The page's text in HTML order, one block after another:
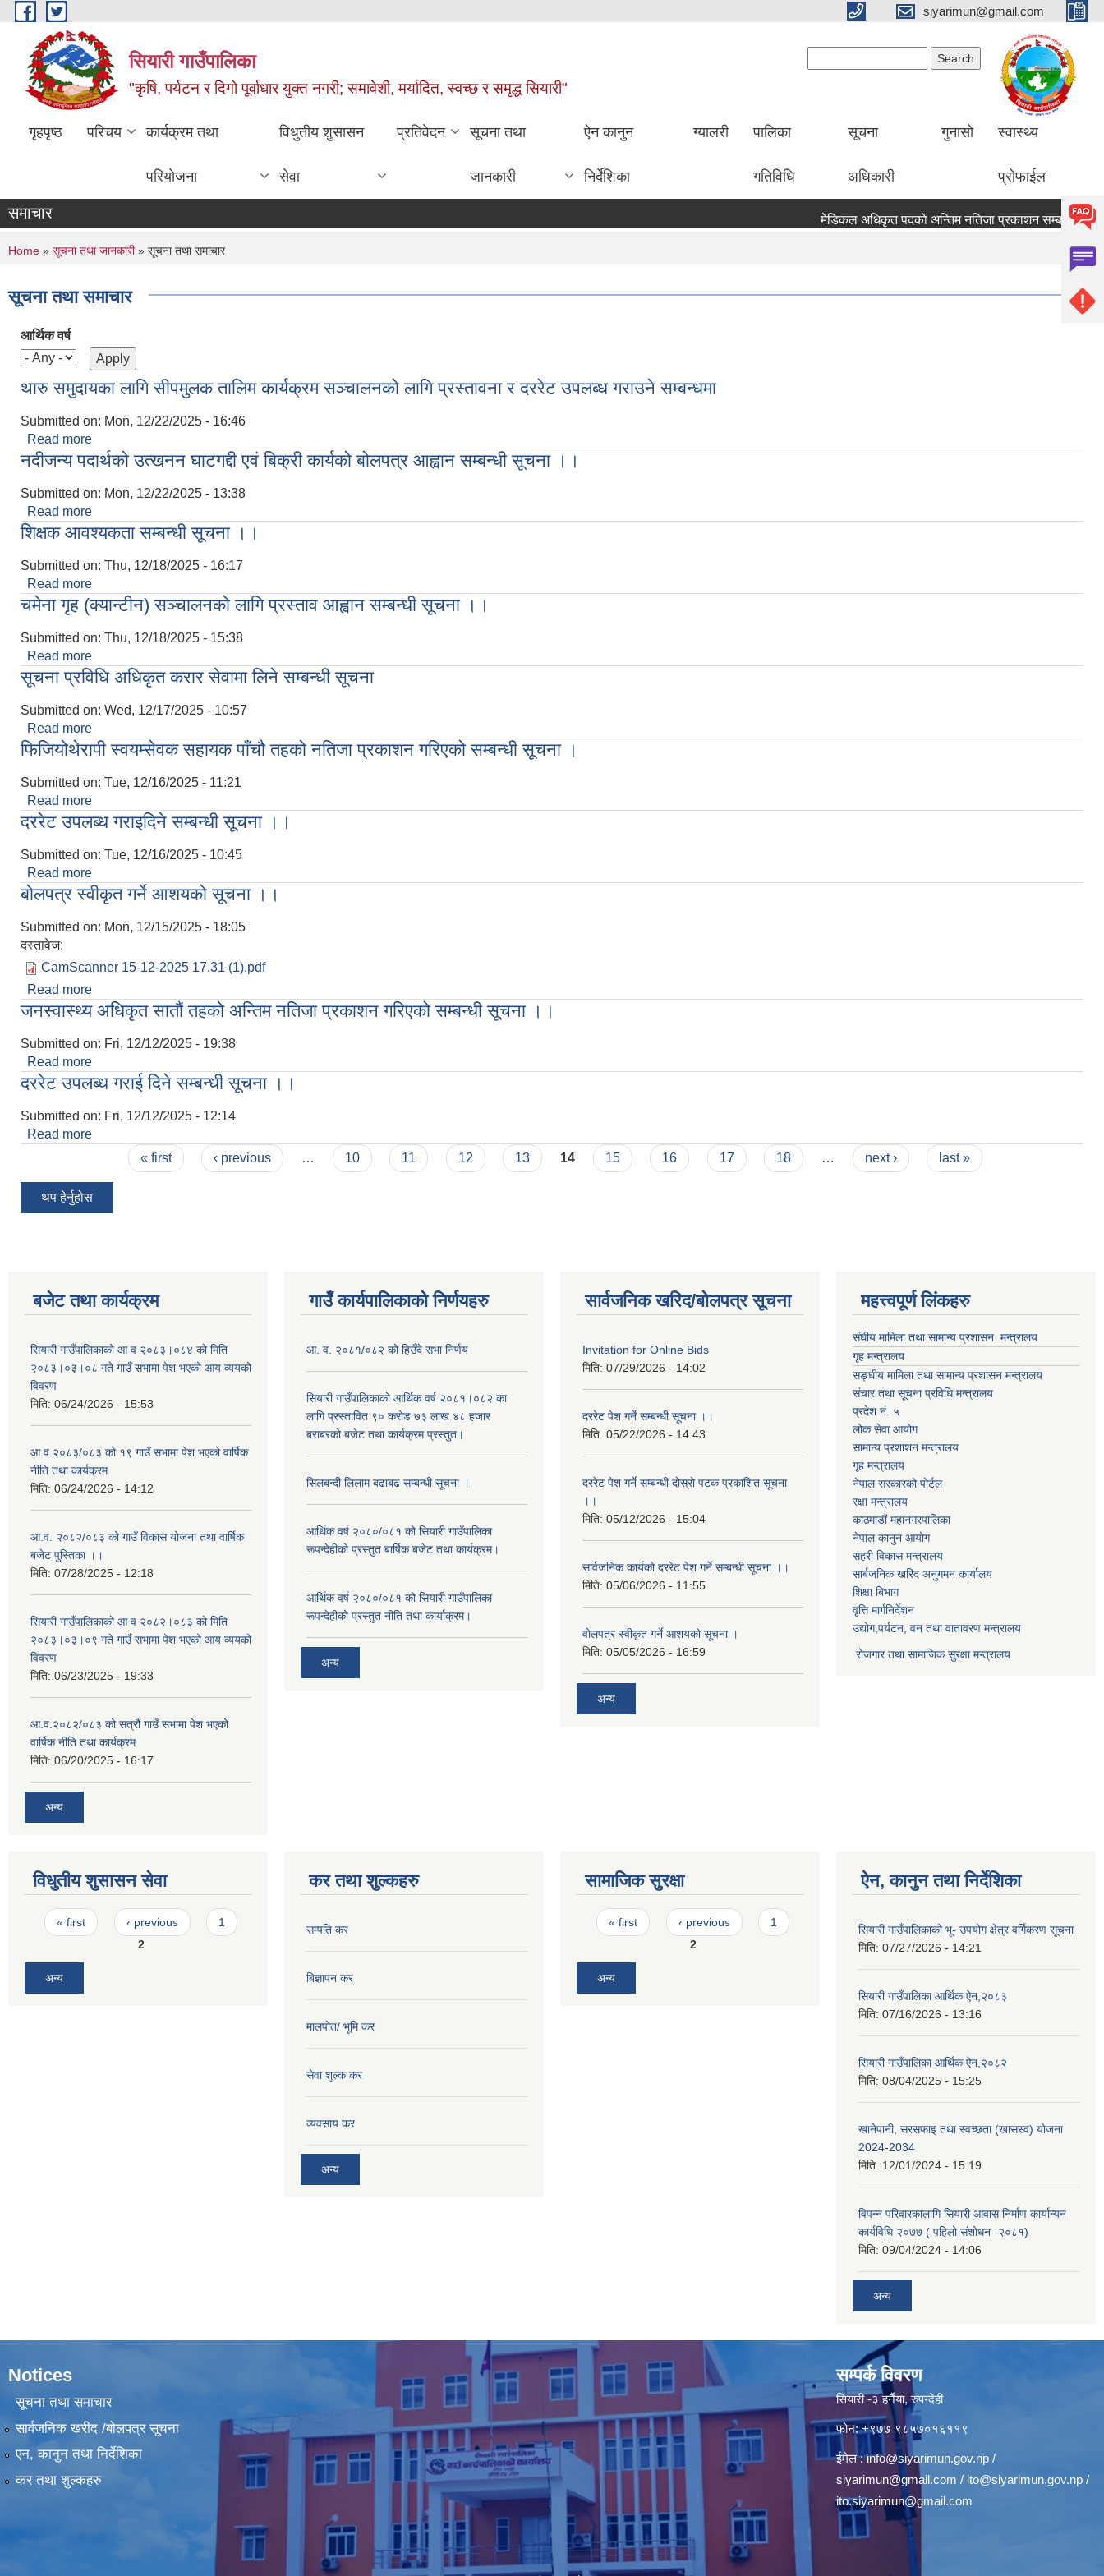
Skip to main content siyarimun@gmail.com
सियारी गाउँपालिका
"कृषि, पर्यटन र दिगो पूर्वाधार युक्त नगरी; समावेशी, मर्यादित, स्वच्छ र समृद्ध सियारी"
गृहपृष्ठ परिचय कार्यक्रम तथा
परियोजना
विधुतीय शुसासन
सेवा
प्रतिवेदन सूचना तथा
जानकारी
ऐन कानुन
निर्देशिका
ग्यालरी पालिका
गतिविधि
सूचना
अधिकारी
गुनासो स्वास्थ्य
प्रोफाईल
समाचार मेडिकल अधिकृत पदकाे अन्तिम नतिजा प्रकाशन सम्बन्धि सुचना ।।
You are here
Home » सूचना तथा जानकारी» सूचना तथा समाचार
सूचना तथा समाचार
आर्थिक वर्ष
थारु समुदायका लागि सीपमुलक तालिम कार्यक्रम सञ्चालनको लागि प्रस्तावना र दररेट उपलब्ध गराउने सम्बन्धमा
Submitted on: Mon, 12/22/2025 - 16:46
Read more
नदीजन्य पदार्थको उत्खनन घाटगद्दी एवं बिक्री कार्यको बोलपत्र आह्वान सम्बन्धी सूचना ।।
Submitted on: Mon, 12/22/2025 - 13:38
Read more
शिक्षक आवश्यकता सम्बन्धी सूचना ।।
Submitted on: Thu, 12/18/2025 - 16:17
Read more
चमेना गृह (क्यान्टीन) सञ्चालनको लागि प्रस्ताव आह्वान सम्बन्धी सूचना ।।
Submitted on: Thu, 12/18/2025 - 15:38
Read more
सूचना प्रविधि अधिकृत करार सेवामा लिने सम्बन्धी सूचना
Submitted on: Wed, 12/17/2025 - 10:57
Read more
फिजियोथेरापी स्वयम्सेवक सहायक पाँचौ तहको नतिजा प्रकाशन गरिएको सम्बन्धी सूचना ।
Submitted on: Tue, 12/16/2025 - 11:21
Read more
दररेट उपलब्ध गराइदिने सम्बन्धी सूचना ।।
Submitted on: Tue, 12/16/2025 - 10:45
Read more
बोलपत्र स्वीकृत गर्ने आशयको सूचना ।।
Submitted on: Mon, 12/15/2025 - 18:05
दस्तावेज:
CamScanner 15-12-2025 17.31 (1).pdf
Read more
जनस्वास्थ्य अधिकृत सातौं तहको अन्तिम नतिजा प्रकाशन गरिएको सम्बन्धी सूचना ।।
Submitted on: Fri, 12/12/2025 - 19:38
Read more
दररेट उपलब्ध गराई दिने सम्बन्धी सूचना ।।
Submitted on: Fri, 12/12/2025 - 12:14
Read more
« first ‹ previous … 10 11 12 13 14 15 16 17 18 … next › last »
थप हेर्नुहोस
बजेट तथा कार्यक्रम
सियारी गाउँपालिकाको आ व २०८३।०८४ को मिति
२०८३।०३।०८ गते गाउँ सभामा पेश भएको आय व्ययको
विवरण
मिति: 06/24/2026 - 15:53
आ.व.२०८३/०८३ को १९ गाउँ सभामा पेश भएको वार्षिक
नीति तथा कार्यक्रम
मिति: 06/24/2026 - 14:12
आ.व. २०८२/०८३ को गाउँ विकास योजना तथा वार्षिक
बजेट पुस्तिका ।।
मिति: 07/28/2025 - 12:18
सियारी गाउँपालिकाको आ व २०८२।०८३ को मिति
२०८३।०३।०९ गते गाउँ सभामा पेश भएको आय व्ययको
विवरण
मिति: 06/23/2025 - 19:33
आ.व.२०८२/०८३ को सत्रौं गाउँ सभामा पेश भएको
वार्षिक नीति तथा कार्यक्रम
मिति: 06/20/2025 - 16:17
अन्य
गाउँ कार्यपालिकाको निर्णयहरु
आ. व. २०८१/०८२ को हिउँदे सभा निर्णय
सियारी गाउँपालिकाको आर्थिक वर्ष २०८१।०८२ का
लागि प्रस्तावित ९० करोड ७३ लाख ४८ हजार
बराबरको बजेट तथा कार्यक्रम प्रस्तुत।
सिलबन्दी लिलाम बढाबढ सम्बन्धी सूचना ।
आर्थिक वर्ष २०८०/०८१ को सियारी गाउँपालिका
रूपन्देहीको प्रस्तुत बार्षिक बजेट तथा कार्यक्रम।
आर्थिक वर्ष २०८०/०८१ को सियारी गाउँपालिका
रूपन्देहीको प्रस्तुत नीति तथा कार्याक्रम।
अन्य
सार्वजनिक खरिद/बोलपत्र सूचना
Invitation for Online Bids
मिति: 07/29/2026 - 14:02
दररेट पेश गर्ने सम्बन्धी सूचना ।।
मिति: 05/22/2026 - 14:43
दररेट पेश गर्ने सम्बन्धी दोस्रो पटक प्रकाशित सूचना
।।
मिति: 05/12/2026 - 15:04
सार्वजनिक कार्यको दररेट पेश गर्ने सम्बन्धी सूचना ।।
मिति: 05/06/2026 - 11:55
वोलपत्र स्वीकृत गर्ने आशयको सूचना ।
मिति: 05/05/2026 - 16:59
अन्य
महत्त्वपूर्ण लिंकहरु
संघीय मामिला तथा सामान्य प्रशासन मन्त्रालय
गृह मन्त्रालय
सङ्घीय मामिला तथा सामान्य प्रशासन मन्त्रालय
संचार तथा सूचना प्रविधि मन्त्रालय
प्रदेश नं. ५
लोक सेवा आयोग
सामान्य प्रशाशन मन्त्रालय
गृह मन्त्रालय
नेपाल सरकारको पोर्टल
रक्षा मन्त्रालय
काठमाडौं महानगरपालिका
नेपाल कानुन आयोग
सहरी विकास मन्त्रालय
सार्बजनिक खरिद अनुगमन कार्यालय
शिक्षा बिभाग
वृत्ति मार्गनिर्देशन
उद्योग,पर्यटन, वन तथा वातावरण मन्त्रालय
रोजगार तथा सामाजिक सुरक्षा मन्त्रालय
विधुतीय शुसासन सेवा
Pages
« first ‹ previous
1
2
अन्य
कर तथा शुल्कहरु
सम्पति कर
बिज्ञापन कर
मालपोत/ भूमि कर
सेवा शुल्क कर
व्यवसाय कर
अन्य
सामाजिक सुरक्षा
Pages
« first ‹ previous
1
2
अन्य
ऐन, कानुन तथा निर्देशिका
सियारी गाउँपालिकाको भू- उपयोग क्षेत्र वर्गिकरण सूचना
मिति: 07/27/2026 - 14:21
सियारी गाउँपालिका आर्थिक ऐन,२०८३
मिति: 07/16/2026 - 13:16
सियारी गाउँपालिका आर्थिक ऐन,२०८२
मिति: 08/04/2025 - 15:25
खानेपानी, सरसफाइ तथा स्वच्छता (खासस्व) योजना
2024-2034
मिति: 12/01/2024 - 15:19
विपन्न परिवारकालागि सियारी आवास निर्माण कार्यान्यन
कार्यविधि २०७७ ( पहिलो संशोधन -२०८१)
मिति: 09/04/2024 - 14:06
अन्य
Notices
सूचना तथा समाचार
सार्वजनिक खरीद /बोलपत्र सूचना
एन, कानुन तथा निर्देशिका
कर तथा शुल्कहरु
सम्पर्क विवरण
सियारी -३ हर्नैया, रुपन्देही
फोन: +९७७ ९८५७०१६११९
ईमेल :info@siyarimun.gov.np /
siyarimun@gmail.com / ito@siyarimun.gov.np /
ito.siyarimun@gmail.com